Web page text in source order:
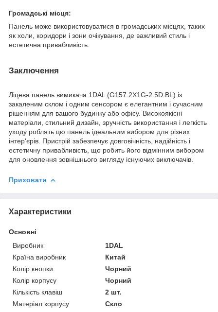
Громадські місця:
Панель може використовуватися в громадських місцях, таких
як холи, коридори і зони очікування, де важливий стиль і
естетична привабливість.
Заключення
Ліцева панель вимикача 1DAL (G157.2X1G-2.5D.BL) із
закаленим склом і одним сенсором є елегантним і сучасним
рішенням для вашого будинку або офісу. Високоякісні
матеріали, стильний дизайн, зручність використання і легкість
уходу роблять цю панель ідеальним вибором для різних
інтер'єрів. Пристрій забезпечує довговічність, надійність і
естетичну привабливість, що робить його відмінним вибором
для оновлення зовнішнього вигляду існуючих виключачів.
Приховати
Характеристики
Основні
Виробник
1DAL
Країна виробник
Китай
Колір кнопки
Чорний
Колір корпусу
Чорний
Кількість клавіш
2 шт.
Матеріал корпусу
Скло